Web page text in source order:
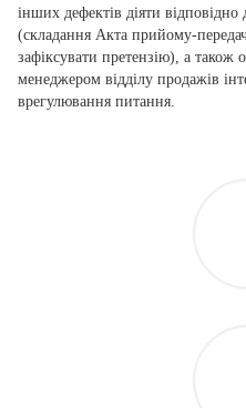
інших дефектів діяти
(складання Акта прийому-
зафіксувати претензію), а також
менеджером відділу продажів
врегулювання питання.